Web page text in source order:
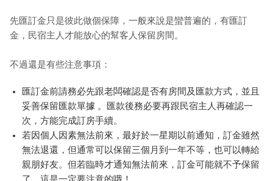
先匯訂金只是彼此做個保障，一般來說是蠻普遍的，有匯訂
金，民宿主人才能放心的幫客人保留房間。
不過還是有些注意事項：
匯訂金前請務必先跟老闆確認是否有房間及匯款方式，並且
妥善保留匯款單據 。匯款後務必要再跟民宿主人再確認一
次，方能完成訂房手續。
若因個人因素無法前來，最好於一星期以前通知，訂金雖然
無法退還，但通常可以保留三個月到一年不等，也可以轉給
親朋好友。但若臨時才通知無法前來，訂金可能就不予保留